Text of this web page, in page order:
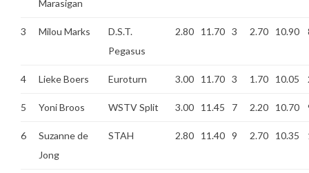
Marasigan
3 Milou Marks
D.S.T.
Pegasus
2.80 11.70 3 2.70 10.90
4 Lieke Boers Euroturn 3.00 11.70 3 1.70 10.05
5 Yoni Broos WSTV Split 3.00 11.45 7 2.20 10.70
6
Suzanne de
Jong
STAH 2.80 11.40 9 2.70 10.35